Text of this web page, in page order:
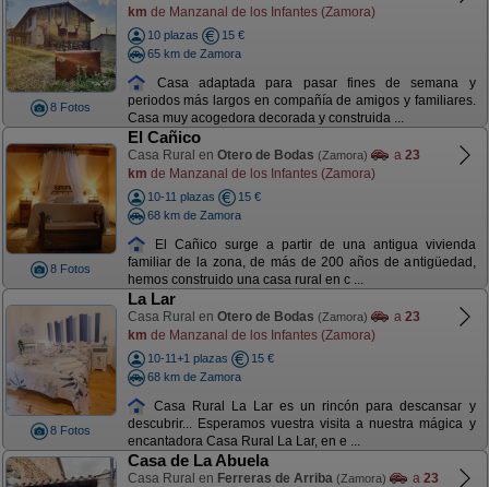
8 Fotos
km de Manzanal de los Infantes (Zamora)
10 plazas
15 €
65 km de Zamora
Casa adaptada para pasar fines de semana y
periodos más largos en compañía de amigos y familiares.
Casa muy acogedora decorada y construida ...
8 Fotos
El Cañico
Casa Rural en Otero de Bodas (Zamora) a 23
km de Manzanal de los Infantes (Zamora)
10-11 plazas
15 €
68 km de Zamora
El Cañico surge a partir de una antigua vivienda
familiar de la zona, de más de 200 años de antigüedad,
hemos construido una casa rural en c ...
8 Fotos
La Lar
Casa Rural en Otero de Bodas (Zamora) a 23
km de Manzanal de los Infantes (Zamora)
10-11+1 plazas
15 €
68 km de Zamora
Casa Rural La Lar es un rincón para descansar y
descubrir... Esperamos vuestra visita a nuestra mágica y
encantadora Casa Rural La Lar, en e ...
Casa de La Abuela
Casa Rural en Ferreras de Arriba (Zamora) a 23